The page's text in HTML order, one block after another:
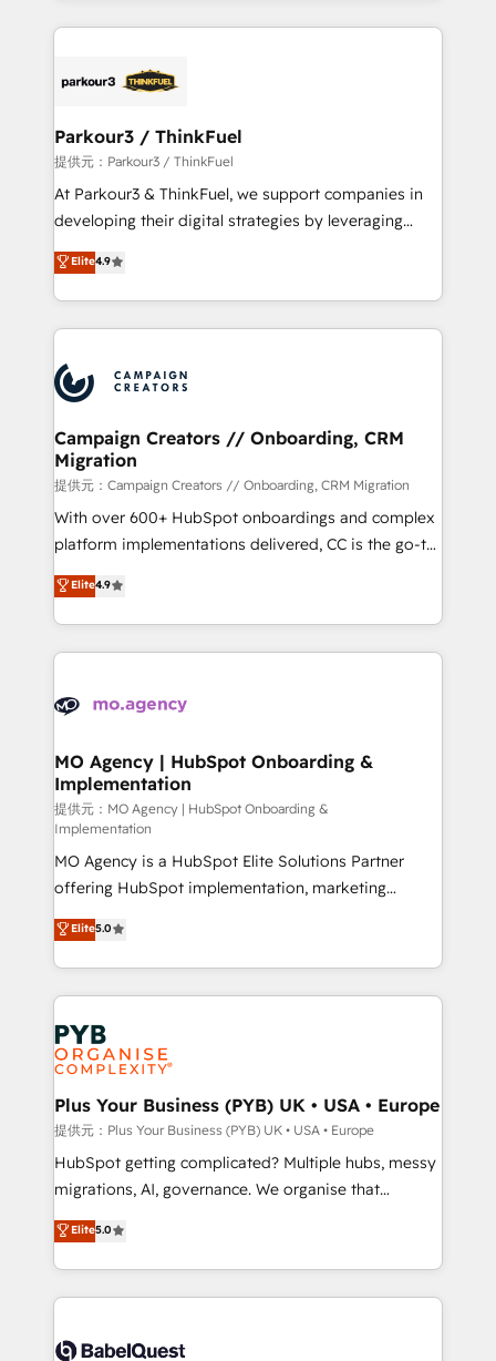
businesses worldwide. As Elite HubSpot Partners, we
strategies that integrate data-driven marketing,
companies scale faster and smarter. 🔹 BOOMS:
Demand generation for all your buyers With BOOMS,
you invest in 100% of your buyers, accelerating your
growth and positioning yourself as an undisputed
transformation process A methodology designed to
implement HubSpot effectively and optimize your
record of business transformation, our growth-first
approach has helped brands dominate their
Parkour3 / ThinkFuel
提供元：Parkour3 / ThinkFuel
At Parkour3 & ThinkFuel, we support companies in
developing their digital strategies by leveraging
technologies and automating their marketing and
sales processes to generate growth. Our offer spans
from Strategy to Operations. We specialize in CRM
onboarding and implementation, web design, sales
extensive experience working with tech companies
and manufacturers since 2002, we are committed to
empowering our clients and developing their
autonomy. Get to grips with HubSpot through
guided implementation and seamless integration of
the CRM platform into your digital ecosystem. Would
you like support in deploying your inbound
to your needs and sales objectives. With 125+
certifications, we are part of the most certified
services are offered in both English & French.
Elite4.9
Campaign Creators // Onboarding, CRM
Migration
提供元：Campaign Creators // Onboarding, CRM Migration
With over 600+ HubSpot onboardings and complex
platform implementations delivered, CC is the go-to
Elite Solutions Partner for businesses ready to
migrate, replatform, and scale smarter. We specialize
in high-impact CRM and CMS migrations and
onboarding from platforms like Salesforce, NetSuite,
WordPress and legacy CRMs, turning fragmented
architectures that accelerate revenue operations and
performance. - Multi-object CRM migration, cleanup,
and implementation. - Pre-built and custom
integrations across your full tech stack. - Custom
object setup, CMS builds, and full-funnel automation.
- Dashboards, lifecycle campaigns, and lead
nurturing sequences. - Cross-hub setup across
Marketing, Sales, Operations, and Service Hubs. -
Ongoing optimization, managed support, and
scalable retainers. Let’s make HubSpot your most
powerful growth engine. Built to convert, scale, and
drive results.
Elite4.9
MO Agency | HubSpot Onboarding &
Implementation
提供元：MO Agency | HubSpot Onboarding &
Implementation
MO Agency is a HubSpot Elite Solutions Partner
offering HubSpot implementation, marketing
automation, CRM and RevOps consulting, B2B SEO,
paid media, content marketing, AEO and GEO (AI
search optimisation), and HubSpot Content Hub and
WordPress development. We work with enterprise
and growth-led companies across technology,
professional services, financial services and
industrial sectors. Offices in Johannesburg, Cape
Town, Dubai & London. 500+ HubSpot CRM
implementations delivered. AI visibility coverage
across ChatGPT, Claude, Perplexity, Gemini and
Google AI Overviews. HubSpot Impact Award -
Innovation HubSpot Impact Award - Platform
Migration Excellence HubSpot Impact Award -
accreditations with HubSpot.
Elite5.0
Plus Your Business (PYB) UK • USA • Europe
提供元：Plus Your Business (PYB) UK • USA • Europe
HubSpot getting complicated? Multiple hubs, messy
migrations, AI, governance. We organise that
complexity, so your team can put HubSpot to work...
Welcome to our Profile! We help with: • CRM
implementation, reports, workflows, and team
training • CRM migration from Salesforce, Pipedrive,
custom API integrations with ERP (and other
Elite5.0